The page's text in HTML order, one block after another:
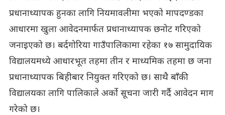
प्रधानाध्यापक हुनका लागि नियमावलीमा भएको मापदण्डका
आधारमा खुला आवेदनमार्फत प्रधानाध्यापक छनोट गरिएको
जनाइएको छ। बर्दगोरिया गाउँपालिकामा रहेका १७ सामुदायिक
विद्यालयमध्ये आधारभूत तहमा तीन र माध्यमिक तहमा छ जना
प्रधानाध्यापक बिहीबार नियुक्त गरिएको छ। साथै बाँकी
विद्यालयका लागि पालिकाले अर्को सूचना जारी गर्दै आवेदन माग
गरेको छ।